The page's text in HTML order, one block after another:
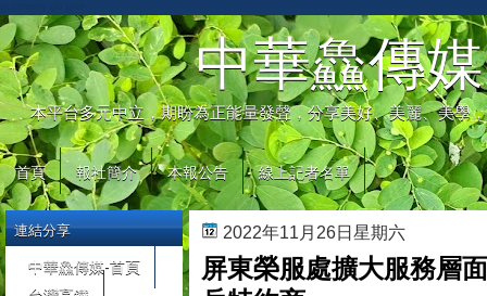
中華鱻傳媒
本平台多元中立，期盼為正能量發聲，分享美好、美麗、美學
首頁 報社簡介 本報公告 線上記者名單
2022年11月26日星期六
屏東榮服處擴大服務層
連結分享
中華鱻傳媒-首頁